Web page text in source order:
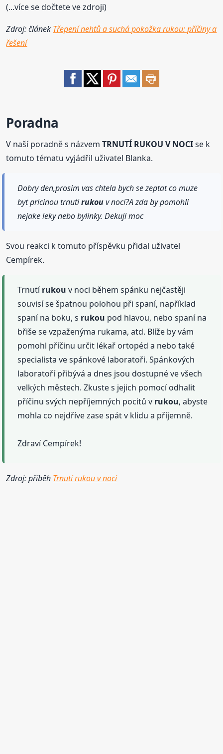
(...více se dočtete ve zdroji)
Zdroj: článek Třepení nehtů a suchá pokožka rukou: příčiny a
řešení
Poradna
V naší poradně s názvemTRNUTÍ RUKOU V NOCIse k
tomuto tématu vyjádřil uživatel Blanka.
Dobry den,prosim vas chtela bych se zeptat co muze
byt pricinou trnutirukouv noci?A zda by pomohli
nejake leky nebo bylinky. Dekuji moc
Svou reakci k tomuto příspěvku přidal uživatel
Cempírek.
Trnutírukou v noci během spánku nejčastěji
souvisí se špatnou polohou při spaní, například
spaní na boku, s rukou pod hlavou, nebo spaní na
břiše se vzpaženýma rukama, atd. Blíže by vám
pomohl příčinu určit lékař ortopéd a nebo také
specialista ve spánkové laboratoři. Spánkových
laboratoří přibývá a dnes jsou dostupné ve všech
velkých městech. Zkuste s jejich pomocí odhalit
příčinu svých nepříjemných pocitů v rukou, abyste
mohla co nejdříve zase spát v klidu a příjemně.
Zdraví Cempírek!
Zdroj: příběh Trnutí rukou v noci